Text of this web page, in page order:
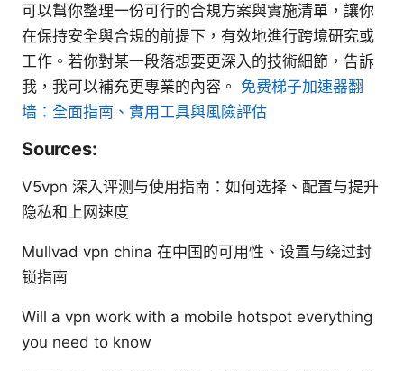
可以幫你整理一份可行的合規方案與實施清單，讓你
在保持安全與合規的前提下，有效地進行跨境研究或
工作。若你對某一段落想要更深入的技術細節，告訴
我，我可以補充更專業的內容。 免费梯子加速器翻
墙：全面指南、實用工具與風險評估
Sources:
V5vpn 深入评测与使用指南：如何选择、配置与提升
隐私和上网速度
Mullvad vpn china 在中国的可用性、设置与绕过封
锁指南
Will a vpn work with a mobile hotspot everything
you need to know